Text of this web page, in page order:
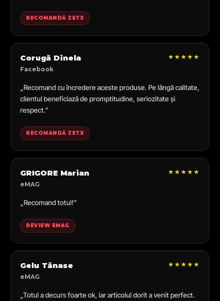
RECOMANDĂ ZETX
Corugă Dinela
Facebook
★★★★★
„Recomand cu încredere aceste produse. Pe lângă calitate,
clientul beneficiază de promptitudine, seriozitate și
respect.”
RECOMANDĂ ZETX
GRIGORE Marian
eMAG
★★★★★
„Recomand totul!”
REVIEW EMAG
Gelu Tănase
eMAG
★★★★★
„Totul a decurs foarte ok, iar articolul dorit a venit perfect.